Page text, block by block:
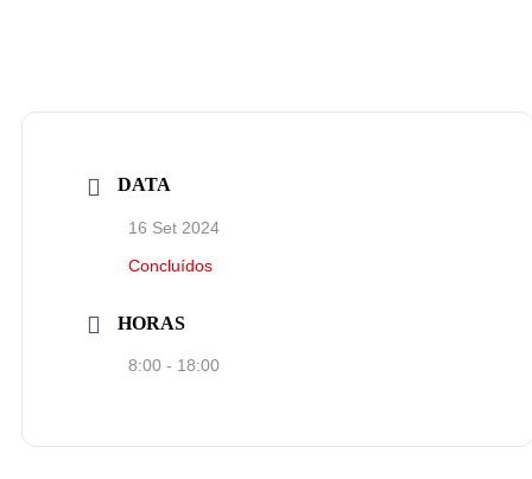
DATA
16 Set 2024
Concluídos
HORAS
8:00 - 18:00